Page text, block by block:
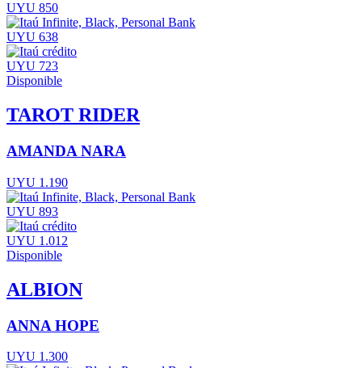
UYU 850
UYU 638
UYU 723
Disponible
TAROT RIDER
AMANDA NARA
UYU 1.190
UYU 893
UYU 1.012
Disponible
ALBION
ANNA HOPE
UYU 1.300